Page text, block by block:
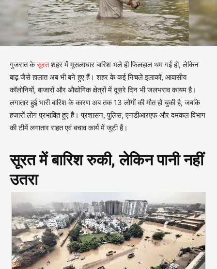
गुजरात केसूरतशहर में मूसलाधार बारिश भले ही फिलहाल थम गई हो, लेकिन
बाढ़ जैसे हालात अब भी बने हुए हैं। शहर के कई निचले इलाकों, आवासीय
कॉलोनियों, बाजारों और औद्योगिक क्षेत्रों में दूसरे दिन भी जलभराव कायम है।
लगातार हुई भारी बारिश के कारण अब तक 13 लोगों की मौत हो चुकी है, जबकि
हजारों लोग प्रभावित हुए हैं। प्रशासन, पुलिस, एनडीआरएफ और दमकल विभाग
की टीमें लगातार राहत एवं बचाव कार्य में जुटी हैं।
सूरत में बारिश रुकी, लेकिन पानी नहीं
उतरा